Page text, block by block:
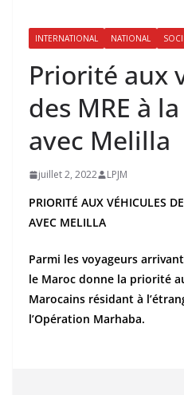
INTERNATIONAL NATIONAL
Priorité aux
des MRE à
avec Melilla
juillet 2, 2022 LPJM
PRIORITÉ AUX VÉHICULES
AVEC MELILLA
Parmi les voyageurs
le Maroc donne la priorité
Marocains résidant à
l’Opération Marhaba.